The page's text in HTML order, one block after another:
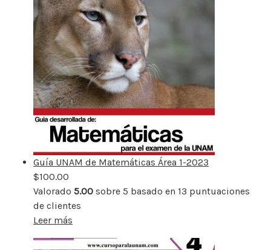
Guía UNAM de Matemáticas Área 1-2023
$100.00
Valorado 5.00 sobre 5 basado en 13 puntuaciones
de clientes
Leer más